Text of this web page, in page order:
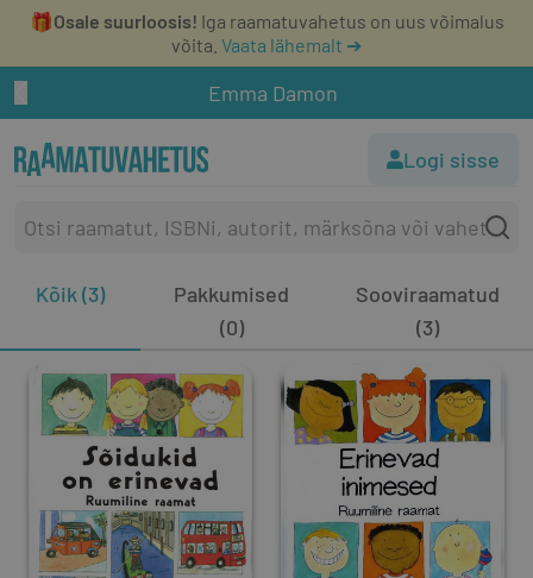
🎁Osale suurloosis! Iga raamatuvahetus on uus võimalus
võita. Vaata lähemalt ➔
Emma Damon
Logi sisse
Kõik (3)
Pakkumised
(0)
Sooviraamatud
(3)